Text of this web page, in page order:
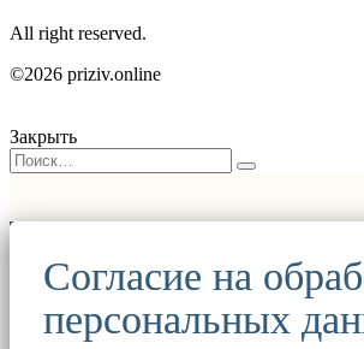
All right reserved.
©2026 priziv.online
Закрыть
Согласие на
персональных